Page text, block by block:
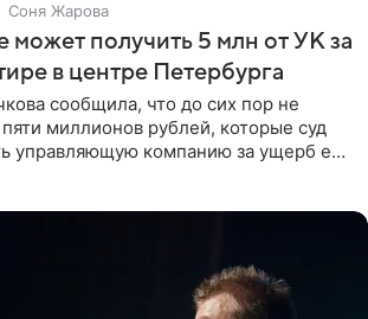
Соня Жарова
может получить 5 млн от УК за
в центре Петербурга
сообщила, что до сих пор не
миллионов рублей, которые суд
управляющую компанию за ущерб ее